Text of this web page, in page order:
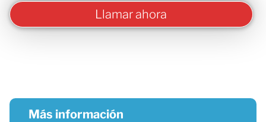
Llamar ahora
Más información